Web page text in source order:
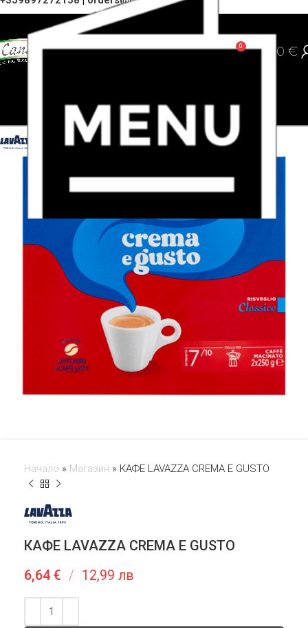
0 0,00 €
Начало » Магазин » КАФЕ LAVAZZA CREMA E GUSTO
КАФЕ LAVAZZA CREMA E GUSTO
6,64 € / 12,99 лв